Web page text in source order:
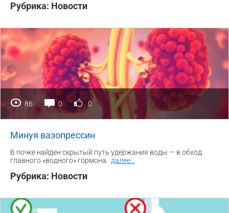
Рубрика: Новости
86 0 0
Минуя вазопрессин
В почке найден скрытый путь удержания воды — в обход
главного «водного» гормона.
далее
Рубрика: Новости